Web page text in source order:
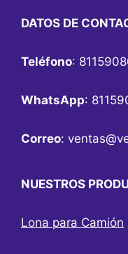
DATOS DE
Teléfono:
WhatsApp:
Correo:
NUESTROS
Lona para Camión